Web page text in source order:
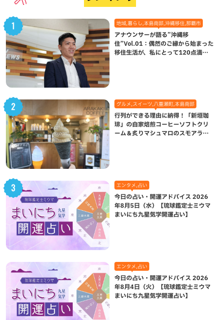
地域,暮らし,本島南部,沖縄移住,那覇市
アナウンサーが語る”沖縄移
住”Vol.01：偶然のご縁から始まった
移住生活が、私にとって120点満点
グルメ,スイーツ,八重瀬町,本島南部
行列ができる理由に納得！「新垣珈
琲」の自家焙煎コーヒーソフトクリ
ーム＆炙りマシュマロのスモアラテ
エンタメ,占い
今日の占い・開運アドバイス 2026
年8月5日（水）【琉球鑑定士ミウマ
まいにち九星気学開運占い】
エンタメ,占い
今日の占い・開運アドバイス 2026
年8月4日（火）【琉球鑑定士ミウマ
まいにち九星気学開運占い】